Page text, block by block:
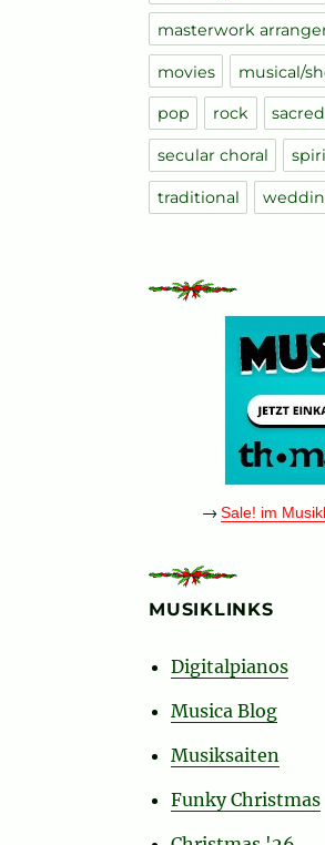
masterwork
movies musical/
pop rock sacred
secular choral
traditional
→Sale! im
MUSIKLINKS
Digitalpianos
Musica Blog
Musiksaiten
Funky Christmas